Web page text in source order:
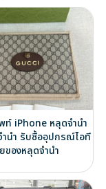
ท์ iPhone หลุดจำนำ
ำนำ รับซื้ออุปกรณ์ไอที
ของหลุดจำนำ